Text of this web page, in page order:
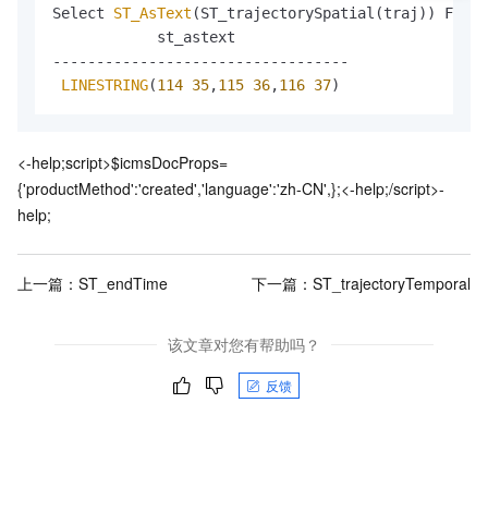
Select ST_AsText (ST_trajectorySpatial(traj))
            st_astext
----------------------------------
LINESTRING(114 35,115 36,116 37)
<-help;script>$icmsDocProps=
{'productMethod':'created','language':'zh-CN',};<-help;/script>-
help;
上一篇： ST_endTime 下一篇： ST_trajectoryTemporal
该文章对您有帮助吗？
反馈